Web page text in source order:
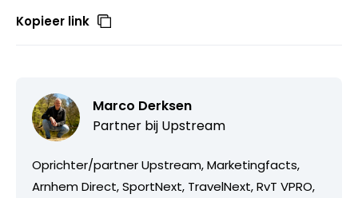
Kopieer link
Marco Derksen
Partner bij Upstream
Oprichter/partner Upstream, Marketingfacts,
Arnhem Direct, SportNext, TravelNext, RvT VPRO,